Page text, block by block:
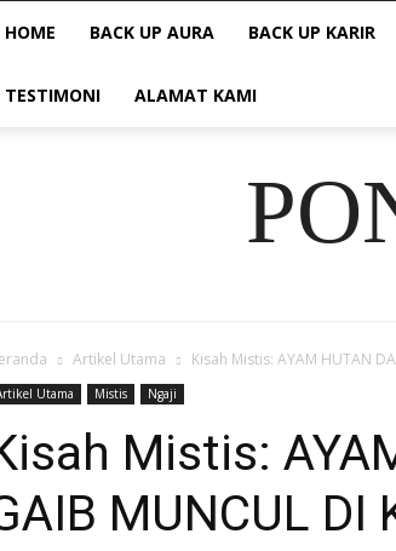
HOME BACK UP AURA BACK UP KARIR
TESTIMONI ALAMAT KAMI
Artikel Utama Kisah Mistis: AYAM HUTAN
Utama Mistis Ngaji
Mistis:
MUNCUL DI